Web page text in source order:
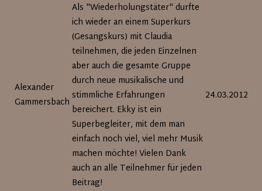
Alexander
Gammersbach
Als "Wiederholungstäter" durfte
ich wieder an einem Superkurs
(Gesangskurs) mit Claudia
teilnehmen, die jeden Einzelnen
aber auch die gesamte Gruppe
durch neue musikalische und
stimmliche Erfahrungen
bereichert. Ekky ist ein
Superbegleiter, mit dem man
einfach noch viel, viel mehr Musik
machen möchte! Vielen Dank
auch an alle Teilnehmer für jeden
Beitrag!
24.03.2012